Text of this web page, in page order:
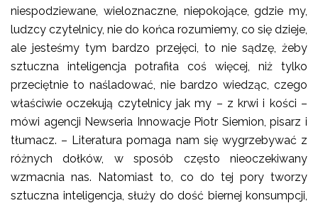
niespodziewane, wieloznaczne, niepokojące, gdzie my,
ludzcy czytelnicy, nie do końca rozumiemy, co się dzieje,
ale jesteśmy tym bardzo przejęci, to nie sądzę, żeby
sztuczna inteligencja potrafiła coś więcej, niż tylko
przeciętnie to naśladować, nie bardzo wiedząc, czego
właściwie oczekują czytelnicy jak my – z krwi i kości –
mówi agencji Newseria Innowacje Piotr Siemion, pisarz i
tłumacz. – Literatura pomaga nam się wygrzebywać z
różnych dołków, w sposób często nieoczekiwany
wzmacnia nas. Natomiast to, co do tej pory tworzy
sztuczna inteligencja, służy do dość biernej konsumpcji,